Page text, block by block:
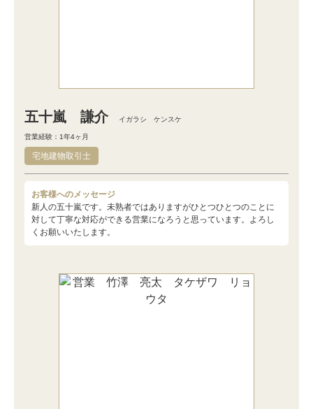
五十嵐 謙介 イガラシ ケンスケ
営業経験：1年4ヶ月
宅地建物取引士
お客様へのメッセージ
新人の五十嵐です。未熟者ではありますがひとつひとつのことに
対して丁寧な対応ができる営業になろうと思っています。よろし
くお願いいたします。